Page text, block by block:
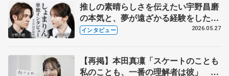
推しの素晴らしさを伝えたい宇野昌磨
の本気と、夢が遠ざかる経験をした本
田真凜の覚悟
インタビュー 2026.05.27
【再掲】本田真凜「スケートのことも
私のことも、一番の理解者は彼」 引